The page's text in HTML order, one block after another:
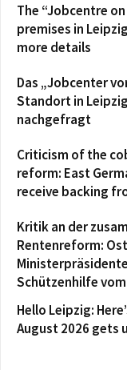
The “Jobcentre
premises in
more details
Das „Jobcenter
Standort in
nachgefragt
Criticism of the
reform: East
receive backing
Kritik an der
Rentenreform:
Schützenhilfe vom
Hello Leipzig:
August 2026 gets